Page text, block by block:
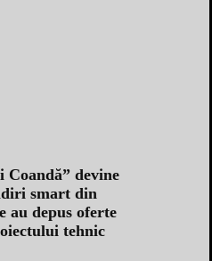
Coandă” devine
smart din
au depus oferte
tehnic